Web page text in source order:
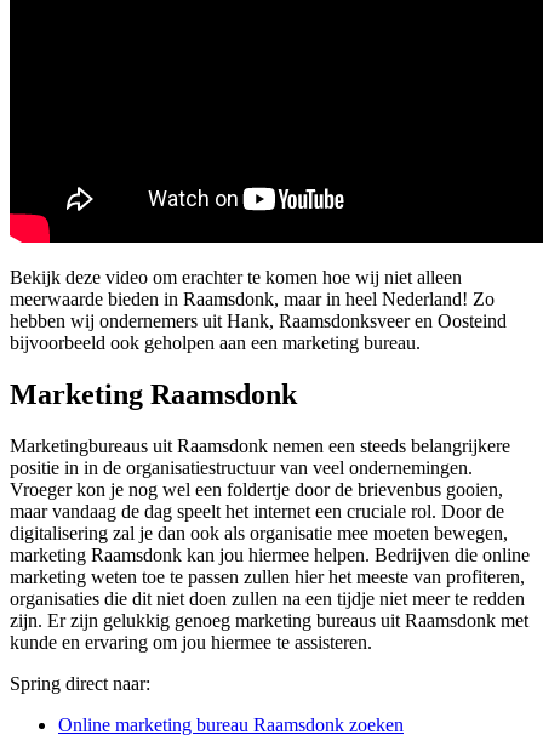
Bekijk deze video om erachter te komen hoe wij niet alleen
meerwaarde bieden in Raamsdonk, maar in heel Nederland! Zo
hebben wij ondernemers uit Hank, Raamsdonksveer en Oosteind
bijvoorbeeld ook geholpen aan een marketing bureau.
Marketing Raamsdonk
Marketingbureaus uit Raamsdonk nemen een steeds belangrijkere
positie in in de organisatiestructuur van veel ondernemingen.
Vroeger kon je nog wel een foldertje door de brievenbus gooien,
maar vandaag de dag speelt het internet een cruciale rol. Door de
digitalisering zal je dan ook als organisatie mee moeten bewegen,
marketing Raamsdonk kan jou hiermee helpen. Bedrijven die online
marketing weten toe te passen zullen hier het meeste van profiteren,
organisaties die dit niet doen zullen na een tijdje niet meer te redden
zijn. Er zijn gelukkig genoeg marketing bureaus uit Raamsdonk met
kunde en ervaring om jou hiermee te assisteren.
Spring direct naar:
Online marketing bureau Raamsdonk zoeken